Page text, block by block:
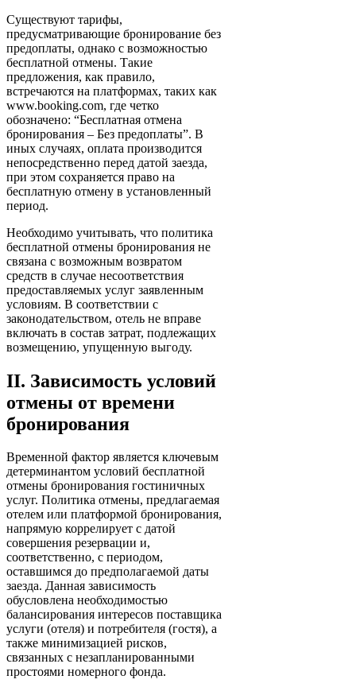
Существуют тарифы,
предусматривающие бронирование без
предоплаты, однако с возможностью
бесплатной отмены. Такие
предложения, как правило,
встречаются на платформах, таких как
www.booking.com, где четко
обозначено: “Бесплатная отмена
бронирования – Без предоплаты”. В
иных случаях, оплата производится
непосредственно перед датой заезда,
при этом сохраняется право на
бесплатную отмену в установленный
период.
Необходимо учитывать, что политика
бесплатной отмены бронирования не
связана с возможным возвратом
средств в случае несоответствия
предоставляемых услуг заявленным
условиям. В соответствии с
законодательством, отель не вправе
включать в состав затрат, подлежащих
возмещению, упущенную выгоду.
II. Зависимость условий
отмены от времени
бронирования
Временной фактор является ключевым
детерминантом условий бесплатной
отмены бронирования гостиничных
услуг. Политика отмены, предлагаемая
отелем или платформой бронирования,
напрямую коррелирует с датой
совершения резервации и,
соответственно, с периодом,
оставшимся до предполагаемой даты
заезда. Данная зависимость
обусловлена необходимостью
балансирования интересов поставщика
услуги (отеля) и потребителя (гостя), а
также минимизацией рисков,
связанных с незапланированными
простоями номерного фонда.